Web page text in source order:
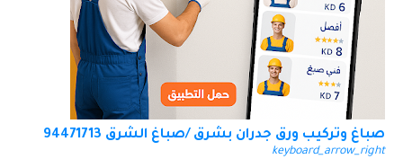
صباغ وتركيب ورق جدران بشرق /صباغ الشرق 94471713
keyboard_arrow_right